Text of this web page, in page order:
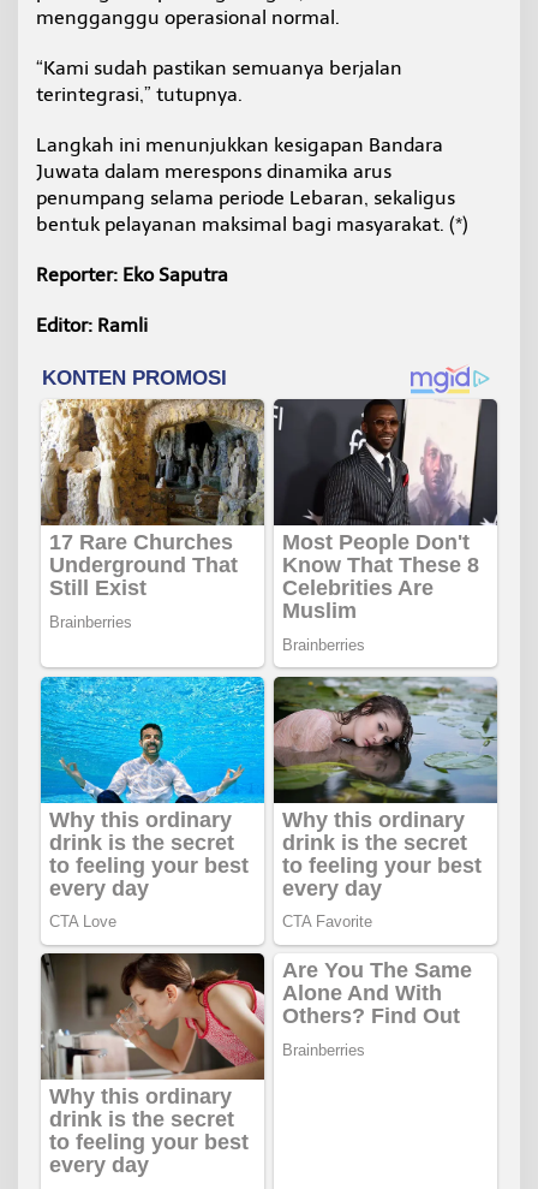
mengganggu operasional normal.
“Kami sudah pastikan semuanya berjalan
terintegrasi,” tutupnya.
Langkah ini menunjukkan kesigapan Bandara
Juwata dalam merespons dinamika arus
penumpang selama periode Lebaran, sekaligus
bentuk pelayanan maksimal bagi masyarakat. (*)
Reporter: Eko Saputra
Editor: Ramli